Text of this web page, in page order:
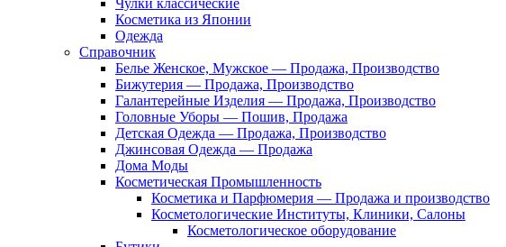
Чулки классические
Косметика из Японии
Одежда
Справочник
Белье Женское, Мужское — Продажа, Производство
Бижутерия — Продажа, Производство
Галантерейные Изделия — Продажа, Производство
Головные Уборы — Пошив, Продажа
Детская Одежда — Продажа, Производство
Джинсовая Одежда — Продажа
Дома Моды
Косметическая Промышленность
Косметика и Парфюмерия — Продажа и производство
Косметологические Институты, Клиники, Салоны
Косметологическое оборудование